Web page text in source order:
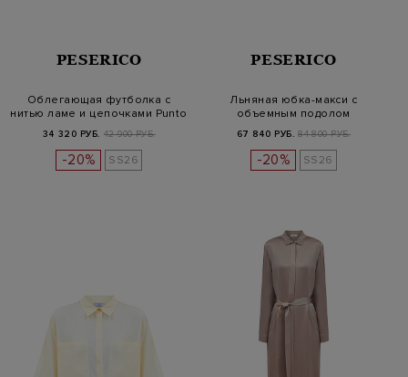
PESERICO
Облегающая футболка с
нитью ламе и цепочками Punto
34 320 РУБ. 42 900 РУБ.
-20% SS26
PESERICO
Льняная юбка-макси с
объемным подолом
67 840 РУБ. 84 800 РУБ.
-20% SS26